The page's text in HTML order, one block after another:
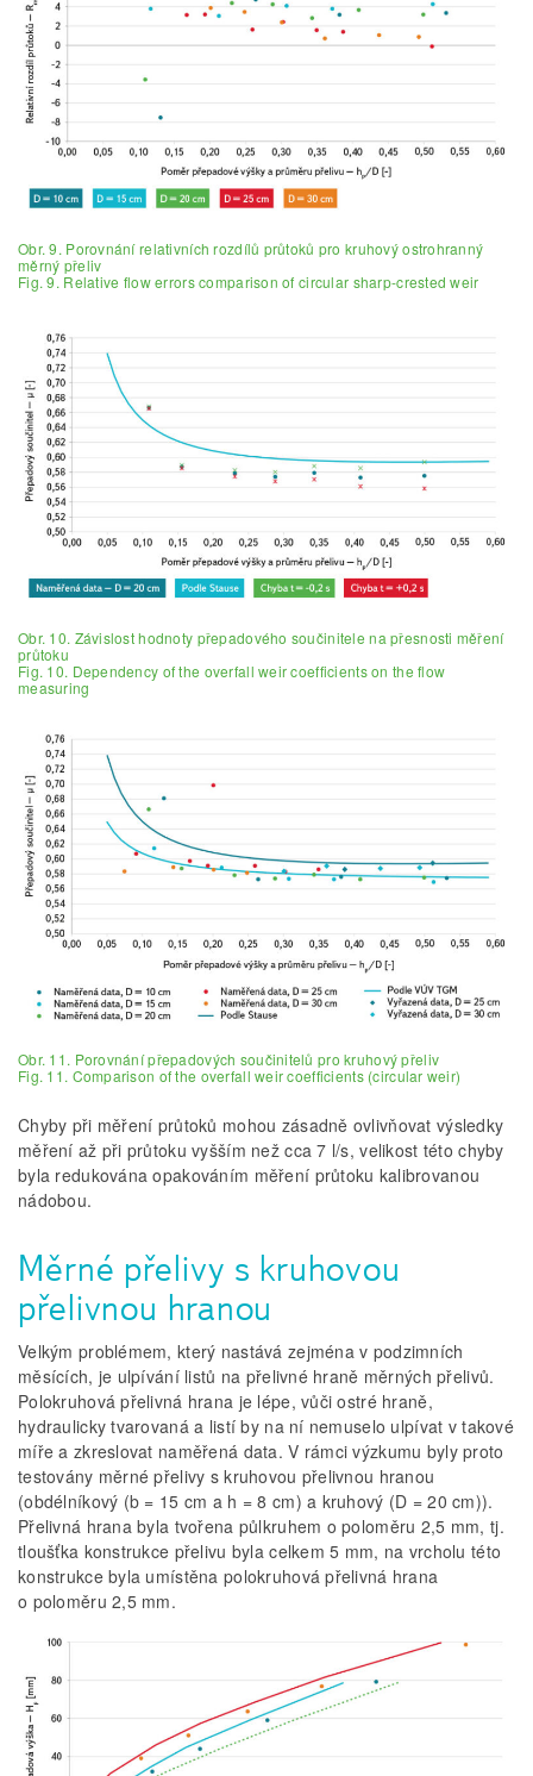
Obr. 9. Porovnání relativních rozdílů průtoků pro kruhový ostrohranný
měrný přeliv
Fig. 9. Relative flow errors comparison of circular sharp-crested weir
Obr. 10. Závislost hodnoty přepadového součinitele na přesnosti měření
průtoku
Fig. 10. Dependency of the overfall weir coefficients on the flow
measuring
Obr. 11. Porovnání přepadových součinitelů pro kruhový přeliv
Fig. 11. Comparison of the overfall weir coefficients (circular weir)
Chyby při měření průtoků mohou zásadně ovlivňovat výsledky
měření až při průtoku vyšším než cca 7 l/s, velikost této chyby
byla redukována opakováním měření průtoku kalibrovanou
nádobou.
Měrné přelivy s kruhovou
přelivnou hranou
Velkým problémem, který nastává zejména v podzimních
měsících, je ulpívání listů na přelivné hraně měrných přelivů.
Polokruhová přelivná hrana je lépe, vůči ostré hraně,
hydraulicky tvarovaná a listí by na ní nemuselo ulpívat v takové
míře a zkreslovat naměřená data. V rámci výzkumu byly proto
testovány měrné přelivy s kruhovou přelivnou hranou
(obdélníkový (b = 15 cm a h = 8 cm) a kruhový (D = 20 cm)).
Přelivná hrana byla tvořena půlkruhem o poloměru 2,5 mm, tj.
tloušťka konstrukce přelivu byla celkem 5 mm, na vrcholu této
konstrukce byla umístěna polokruhová přelivná hrana
o poloměru 2,5 mm.